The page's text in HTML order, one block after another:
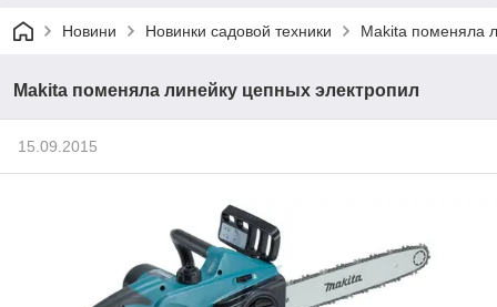
Новини Новинки садовой техники Makita поменяла
Makita поменяла линейку цепных электропил
15.09.2015